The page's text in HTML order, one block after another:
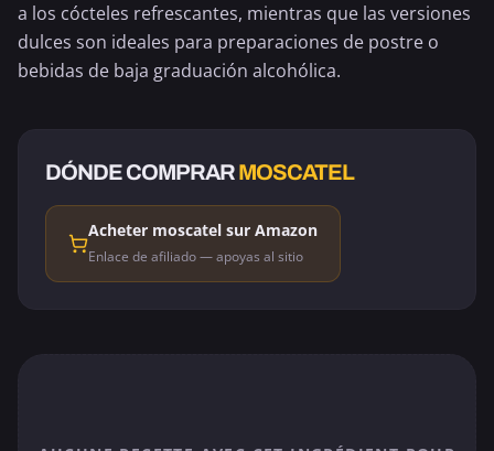
a los cócteles refrescantes, mientras que las versiones
dulces son ideales para preparaciones de postre o
bebidas de baja graduación alcohólica.
DÓNDE COMPRARMOSCATEL
Acheter moscatel sur Amazon
Enlace de afiliado — apoyas al sitio